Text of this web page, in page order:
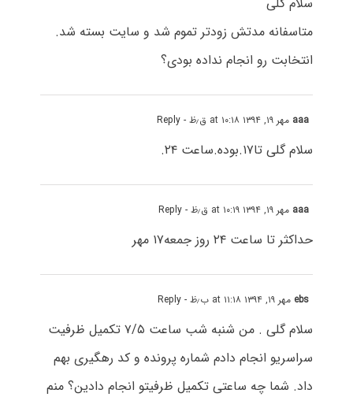
متاسفانه مدتش زودتر تموم شد و سایت بسته شد.
انتخابت رو انجام نداده بودی؟
aaa مهر ۱۹, ۱۳۹۴ at ۱۰:۱۸ ق٫ظ - Reply
سلام گلی تا۱۷.بوده.ساعت ۲۴.
aaa مهر ۱۹, ۱۳۹۴ at ۱۰:۱۹ ق٫ظ - Reply
حداکثر تا ساعت ۲۴ روز جمعه۱۷ مهر
ebs مهر ۱۹, ۱۳۹۴ at ۱۱:۱۸ ب٫ظ - Reply
سلام گلی . من شنبه شب ساعت ۷/۵ تکمیل ظرفیت
سراسریو انجام دادم شماره پرونده و کد رهگیری بهم
داد. شما چه ساعتی تکمیل ظرفیتو انجام دادین؟ منم